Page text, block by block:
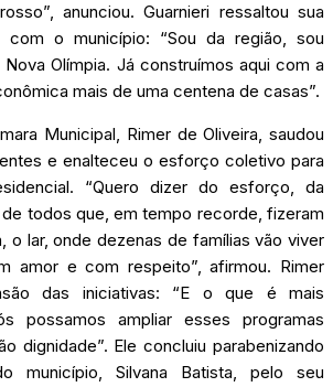
anunciou. Guarnieri ressaltou sua
com o município: “Sou da região, sou
Olímpia. Já construímos aqui com a
mais de uma centena de casas”.
Municipal, Rimer de Oliveira, saudou
e enalteceu o esforço coletivo para
“Quero dizer do esforço, da
todos que, em tempo recorde, fizeram
o lar, onde dezenas de famílias vão viver
amor e com respeito”, afirmou. Rimer
das iniciativas: “E o que é mais
possamos ampliar esses programas
dignidade”. Ele concluiu parabenizando
município, Silvana Batista, pelo seu